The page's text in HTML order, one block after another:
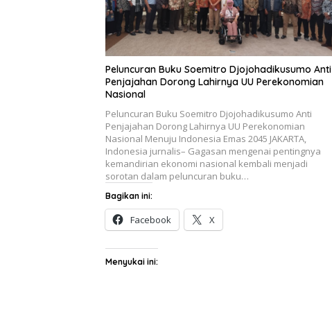
Peluncuran Buku Soemitro Djojohadikusumo Anti
Penjajahan Dorong Lahirnya UU Perekonomian
Nasional
Peluncuran Buku Soemitro Djojohadikusumo Anti
Penjajahan Dorong Lahirnya UU Perekonomian
Nasional Menuju Indonesia Emas 2045 JAKARTA,
Indonesia jurnalis– Gagasan mengenai pentingnya
kemandirian ekonomi nasional kembali menjadi
sorotan dalam peluncuran buku…
Bagikan ini:
Facebook X
Menyukai ini: